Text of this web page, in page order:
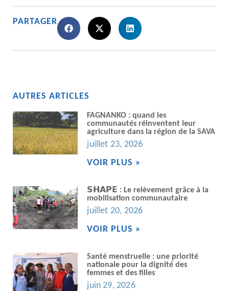
PARTAGER
AUTRES ARTICLES
FAGNANKO : quand les
communautés réinventent leur
agriculture dans la région de la SAVA
juillet 23, 2026
VOIR PLUS »
𝗦𝗛𝗔𝗣𝗘 : Le relèvement grâce à la
mobilisation communautaire
juillet 20, 2026
VOIR PLUS »
Santé menstruelle : une priorité
nationale pour la dignité des
femmes et des filles
juin 29, 2026